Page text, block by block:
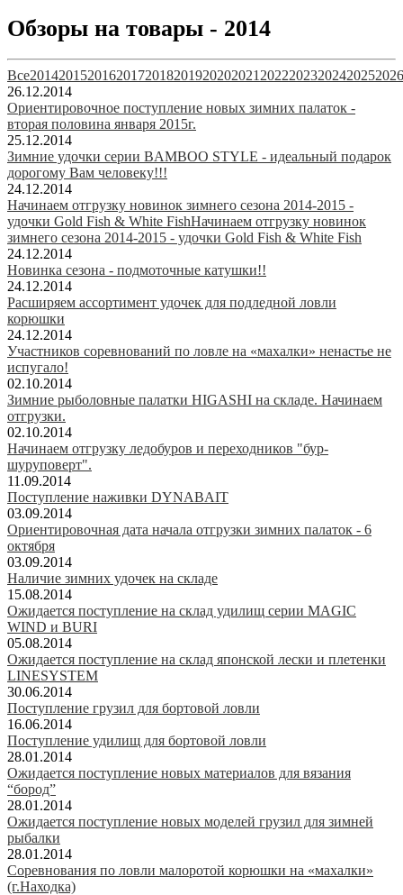
Обзоры на товары - 2014
Все20142015201620172018201920202021 20222023202420252026
26.12.2014
Ориентировочное поступление новых зимних палаток -
вторая половина января 2015г.
25.12.2014
Зимние удочки серии BAMBOO STYLE - идеальный подарок
дорогому Вам человеку!!!
24.12.2014
Начинаем отгрузку новинок зимнего сезона 2014-2015 -
удочки Gold Fish & White FishНачинаем отгрузку новинок
зимнего сезона 2014-2015 - удочки Gold Fish & White Fish
24.12.2014
Новинка сезона - подмоточные катушки!!
24.12.2014
Расширяем ассортимент удочек для подледной ловли
корюшки
24.12.2014
Участников соревнований по ловле на «махалки» ненастье не
испугало!
02.10.2014
Зимние рыболовные палатки HIGASHI на складе. Начинаем
отгрузки.
02.10.2014
Начинаем отгрузку ледобуров и переходников "бур-
шуруповерт".
11.09.2014
Поступление наживки DYNABAIT
03.09.2014
Ориентировочная дата начала отгрузки зимних палаток - 6
октября
03.09.2014
Наличие зимних удочек на складе
15.08.2014
Ожидается поступление на склад удилищ серии MAGIC
WIND и BURI
05.08.2014
Ожидается поступление на склад японской лески и плетенки
LINESYSTEM
30.06.2014
Поступление грузил для бортовой ловли
16.06.2014
Поступление удилищ для бортовой ловли
28.01.2014
Ожидается поступление новых материалов для вязания
“бород”
28.01.2014
Ожидается поступление новых моделей грузил для зимней
рыбалки
28.01.2014
Соревнования по ловли малоротой корюшки на «махалки»
(г.Находка)